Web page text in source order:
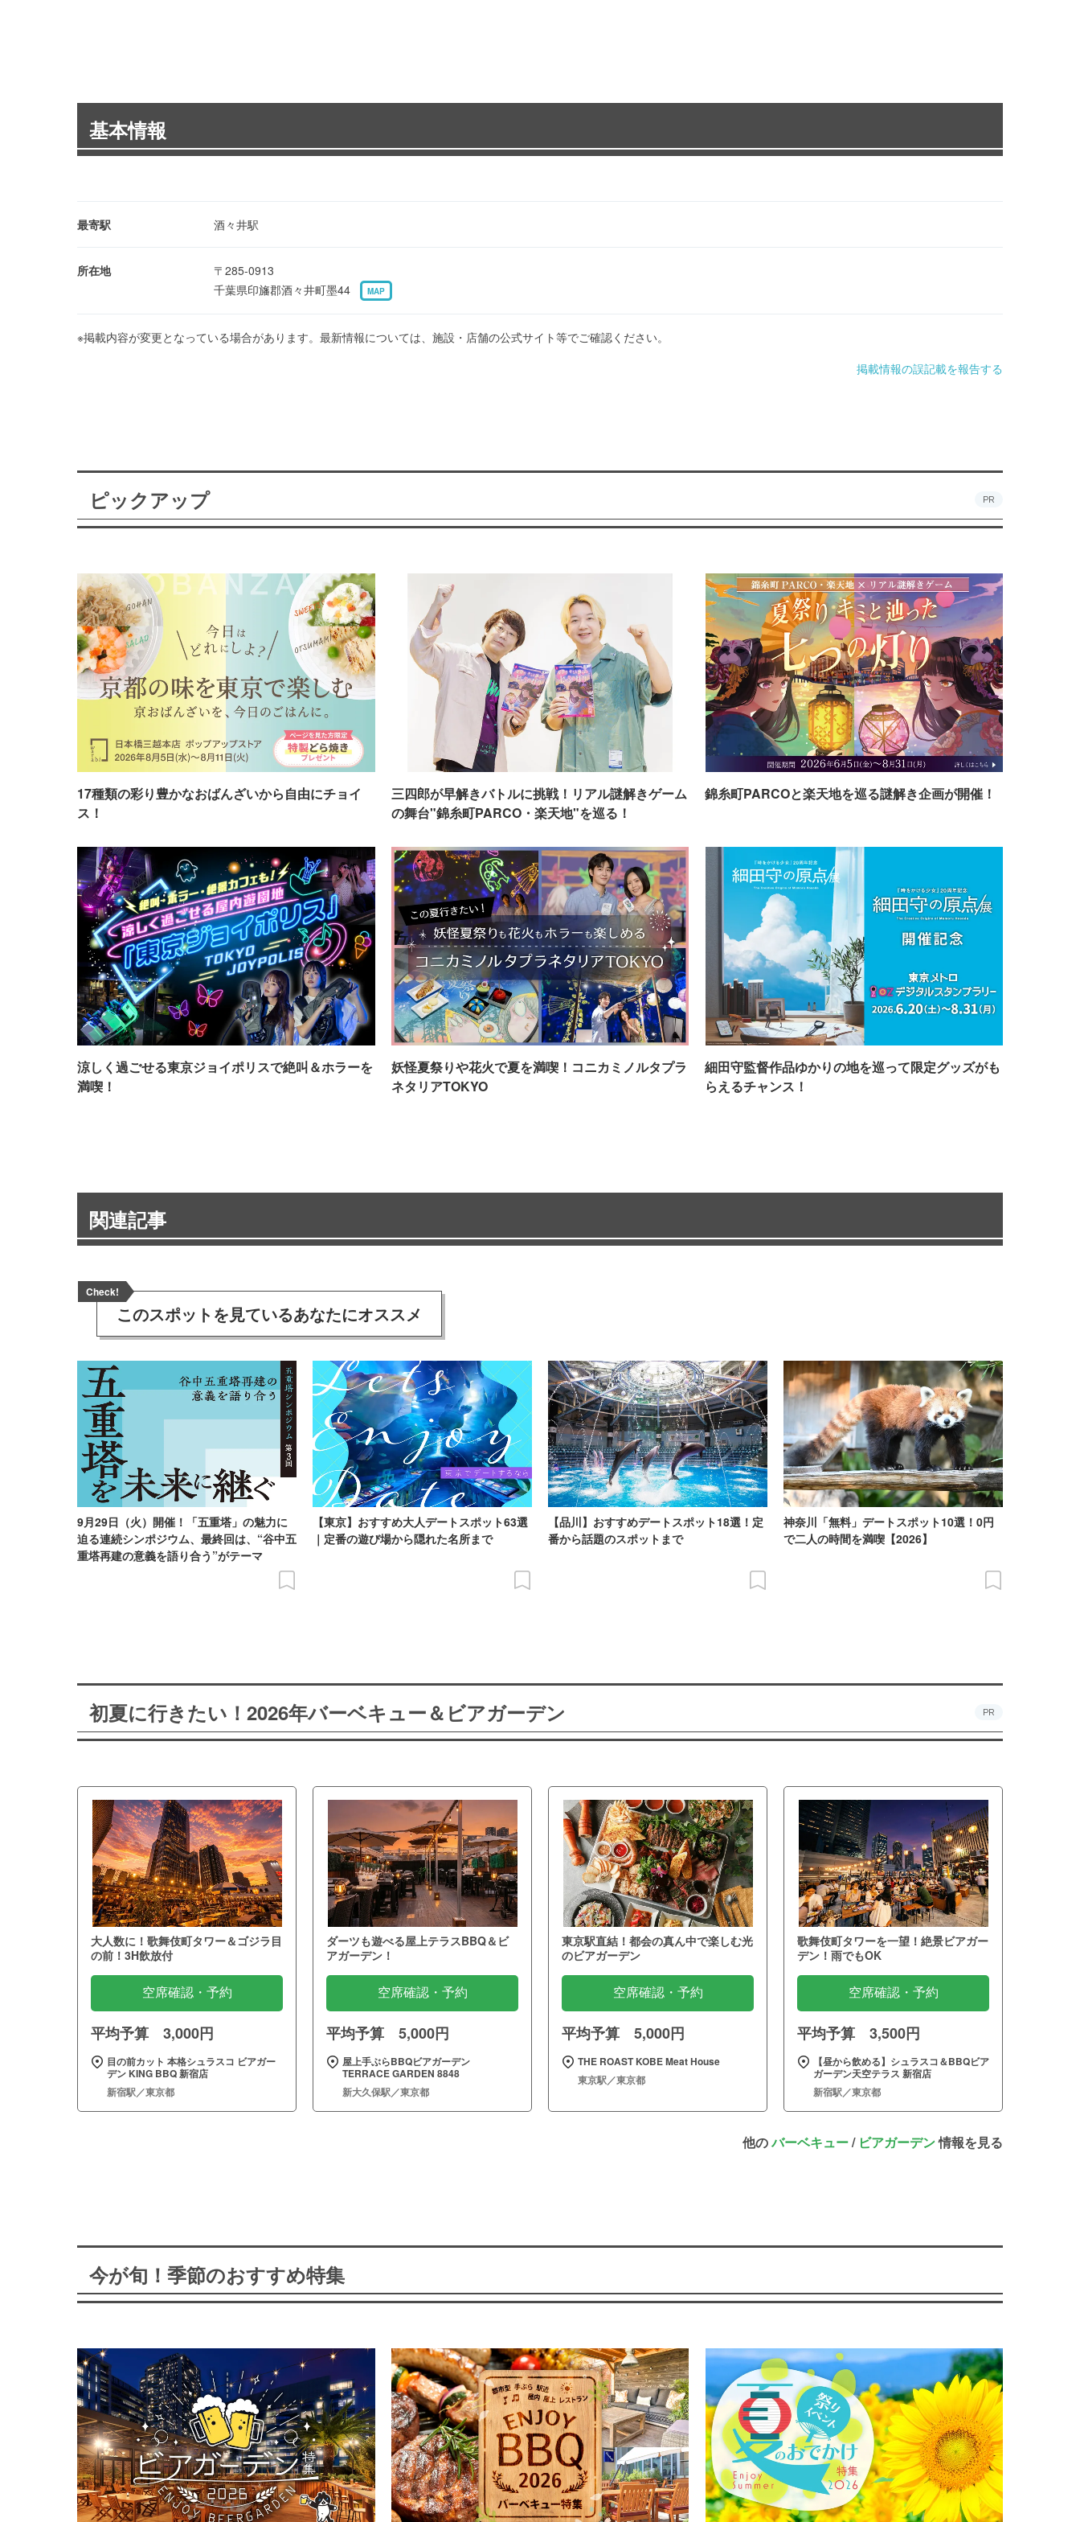
基本情報
最寄駅 酒々井駅
所在地
〒285-0913
千葉県印旛郡酒々井町墨44
MAP
※掲載内容が変更となっている場合があります。最新情報については、施設・店舗の公式サイト等でご確認ください。
掲載情報の誤記載を報告する
ピックアップ PR
17種類の彩り豊かなおばんざいから自由にチョイ
ス！
三四郎が早解きバトルに挑戦！リアル謎解きゲーム
の舞台"錦糸町PARCO・楽天地"を巡る！
錦糸町PARCOと楽天地を巡る謎解き企画が開催！
涼しく過ごせる東京ジョイポリスで絶叫＆ホラーを
満喫！
妖怪夏祭りや花火で夏を満喫！コニカミノルタプラ
ネタリアTOKYO
細田守監督作品ゆかりの地を巡って限定グッズがも
らえるチャンス！
関連記事
Check!
このスポットを見ているあなたにオススメ
9月29日（火）開催！「五重塔」の魅力に
迫る連続シンポジウム、最終回は、“谷中五
重塔再建の意義を語り合う”がテーマ
【東京】おすすめ大人デートスポット63選
｜定番の遊び場から隠れた名所まで
【品川】おすすめデートスポット18選！定
番から話題のスポットまで
神奈川「無料」デートスポット10選！0円
で二人の時間を満喫【2026】
初夏に行きたい！2026年バーベキュー＆ビアガーデン PR
大人数に！歌舞伎町タワー＆ゴジラ目
の前！3H飲放付
空席確認・予約
平均予算 3,000円
目の前カット 本格シュラスコ ビアガー
デン KING BBQ 新宿店
新宿駅／東京都
ダーツも遊べる屋上テラスBBQ＆ビ
アガーデン！
空席確認・予約
平均予算 5,000円
屋上手ぶらBBQビアガーデン
TERRACE GARDEN 8848
新大久保駅／東京都
東京駅直結！都会の真ん中で楽しむ光
のビアガーデン
空席確認・予約
平均予算 5,000円
THE ROAST KOBE Meat House
東京駅／東京都
歌舞伎町タワーを一望！絶景ビアガー
デン！雨でもOK
空席確認・予約
平均予算 3,500円
【昼から飲める】シュラスコ＆BBQビア
ガーデン天空テラス 新宿店
新宿駅／東京都
他のバーベキュー/ ビアガーデン情報を見る
今が旬！季節のおすすめ特集